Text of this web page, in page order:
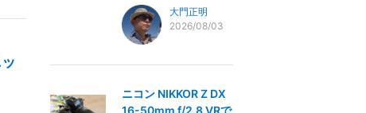
大門正明
2026/08/03
ニコン NIKKOR Z DX